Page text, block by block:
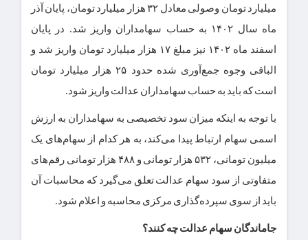
میلیارد تومان وصولی معادل ۳۲ هزار میلیارد تومان، پایان آذر
ماه سال ۱۴۰۲ به حساب سهامداران واریز شد. در پایان
اسفند ماه ۱۴۰۲ نیز مبلغ ۱۷ هزار میلیارد تومان واریز شد و
الباقی وجوه جمع‌آوری شده حدود ۲۵ هزار میلیارد تومان
است که باید به حساب سهامداران عدالت واریز شود.
با توجه به اینکه میزان سود تخصیصی به سهامداران به ارزش
اسمی سهام ارتباط پیدا می‌کند، به هر کدام از سهام‌های یک
میلیون تومانی، ۵۳۲ هزار تومانی و ۴۸۸ هزار تومانی رقم‌های
متفاوتی از سود سهام عدالت تعلق می‌گیرد که محاسبات آن
باید از سوی سپرده‌گذاری مرکزی محاسبه و اعلام شود.
جاماندگان سهام عدالت چه کنند؟